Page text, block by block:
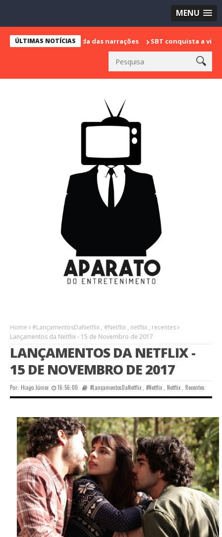
MENU
ÚLTIMAS NOTÍCIAS
despedida das narrações SBT conquista a vice liderança
Home #LançamentosDaNetflix , #Netflix , netflix , recentes
Lançamentos da Netflix - 15 de Novembro de 2017
LANÇAMENTOS DA NETFLIX -
15 DE NOVEMBRO DE 2017
Por: Hiago Júnior 16:56:00 #LançamentosDaNetflix ,#Netflix Netflix, Recentes